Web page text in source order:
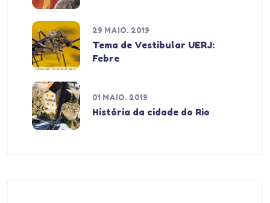
29 MAIO. 2019
Tema de Vestibular UERJ:
Febre
01 MAIO. 2019
História da cidade do Rio